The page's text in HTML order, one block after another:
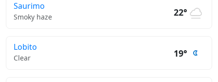
Saurimo
Smoky haze 22°
Lobito
Clear 19°